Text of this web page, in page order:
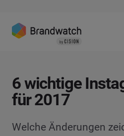
6 wichtige
für 2017
Welche Änderungen